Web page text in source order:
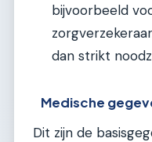
bijvoorbeeld
dan strikt
Medische
Dit zijn de